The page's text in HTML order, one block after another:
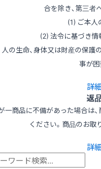
合を除き、第三者
(1) ご本人
(2) 法令に基づき
の生命、身体又は財産の保護
事が
詳
返
一商品に不備があった場合は
ください。商品のお取
詳